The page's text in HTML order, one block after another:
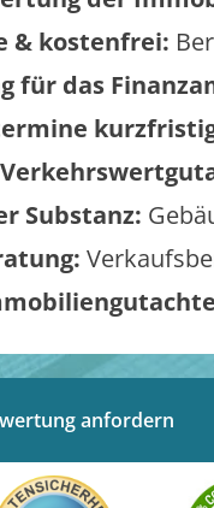
& kostenfrei:
für das
Substanz:
anfordern